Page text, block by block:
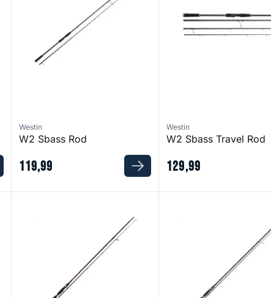
Westin
W2 Sbass Rod
119,99
Westin
W2 Sbass Travel Rod
129,99